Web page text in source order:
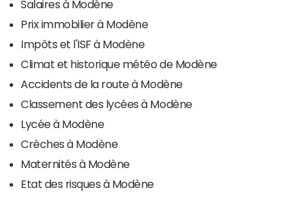
Salaires à Modène
Prix immobilier à Modène
Impôts et l'ISF à Modène
Climat et historique météo de Modène
Accidents de la route à Modène
Classement des lycées à Modène
Lycée à Modène
Crèches à Modène
Maternités à Modène
Etat des risques à Modène